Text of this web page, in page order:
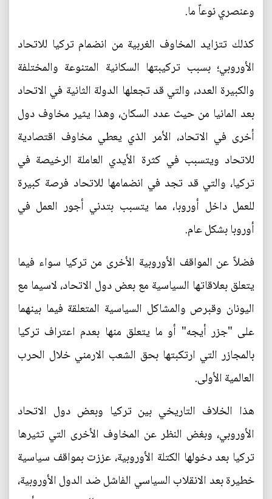
وعنصري نوعاً ما.
كذلك تتزايد المخاوف الغربية من انضمام تركيا للاتحاد
الأوروبي؛ بسبب تركيبتها السكانية المتنوعة والمختلفة
والكبيرة العدد، والتي قد تجعلها الدولة الثانية في الاتحاد
بعد المانيا من حيث عدد السكان، وهذا يثير مخاوف دول
أخرى في الاتحاد، الأمر الذي يعطي مخاوف اقتصادية
للاتحاد ويتسبب في كثرة الأيدي العاملة الرخيصة في
تركيا، والتي قد تجد في انضمامها للاتحاد فرصة كبيرة
للعمل داخل أوروبا، مما يتسبب بتدني أجور العمل في
أوروبا بشكل عام.
فضلاً عن المواقف الأوروبية الأخرى من تركيا سواء فيما
يتعلق بعلاقاتها السياسية مع بعض دول الاتحاد، لاسيما مع
اليونان وقبرص والمشاكل السياسية المتعلقة فيما بينهما
على "جزر أيجه" أو ما يتعلق منها بعدم اعتراف تركيا
بالمجازر التي ارتكبتها بحق الشعب الارمني خلال الحرب
العالمية الأولى.
هذا الخلاف التاريخي بين تركيا وبعض دول الاتحاد
الأوروبي، وبغض النظر عن المخاوف الأخرى التي تثيرها
تركيا بعد دخولها الكتلة الأوروبية، عززت بمواقف سياسية
خطيرة بعد الانقلاب السياسي الفاشل ضد الدول الأوروبية،